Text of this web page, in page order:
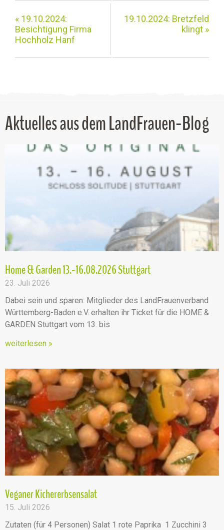
« 19.10.2024:
Besichtigung Firma
Hochholz Hanf
19.10.2024: Bretzfeld
klingt »
Aktuelles aus dem LandFrauen-Blog
Home & Garden 13.-16.08.2026 Stuttgart
23. Juli 2026
Dabei sein und sparen: Mitglieder des LandFrauenverband
Württemberg-Baden e.V. erhalten ihr Ticket für die HOME &
GARDEN Stuttgart vom 13. bis
weiterlesen »
Veganer Kichererbsensalat
15. Juli 2026
Zutaten (für 4 Personen) Salat 1 rote Paprika 1 Zucchini 3